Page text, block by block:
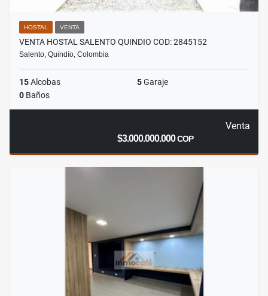
HOSTAL VENTA
VENTA HOSTAL SALENTO QUINDIO COD: 2845152
Salento, Quindío, Colombia
15Alcobas 5Garaje
0 Baños
Venta
$3.000.000.000COP